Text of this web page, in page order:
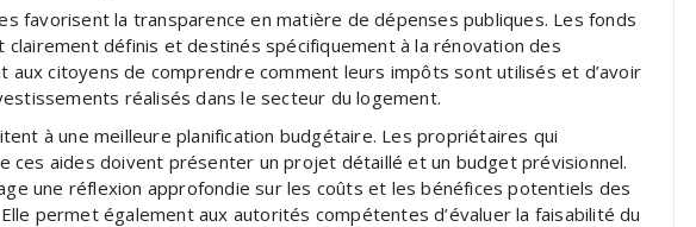
favorisent la transparence en matière de dépenses publiques. Les fonds
clairement définis et destinés spécifiquement à la rénovation des
aux citoyens de comprendre comment leurs impôts sont utilisés et d’avoir
réalisés dans le secteur du logement.
à une meilleure planification budgétaire. Les propriétaires qui
ces aides doivent présenter un projet détaillé et un budget prévisionnel.
une réflexion approfondie sur les coûts et les bénéfices potentiels des
permet également aux autorités compétentes d’évaluer la faisabilité du